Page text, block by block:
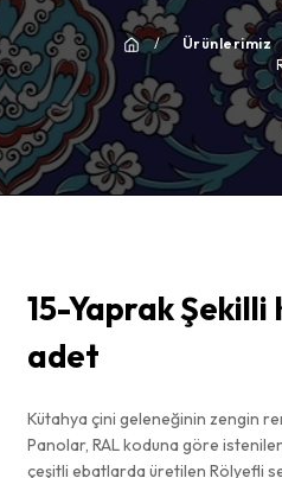
/ Ürünlerimiz
15-Yaprak
adet
Kütahya çini geleneğinin zengin
Panolar, RAL koduna göre
çeşitli ebatlarda üretilen Rölyefli